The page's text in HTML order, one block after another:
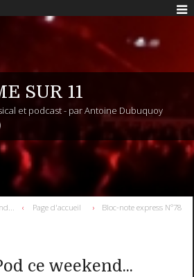
SUR 11
et podcast - par Antoine Dubuquoy
Page d'accueil Bloc-note express N°78
ce weekend...